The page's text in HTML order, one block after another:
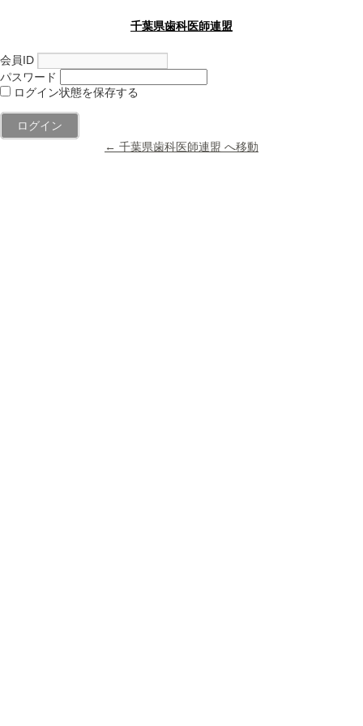
千葉県歯科医師連盟
会員ID
パスワード
ログイン状態を保存する
← 千葉県歯科医師連盟 へ移動